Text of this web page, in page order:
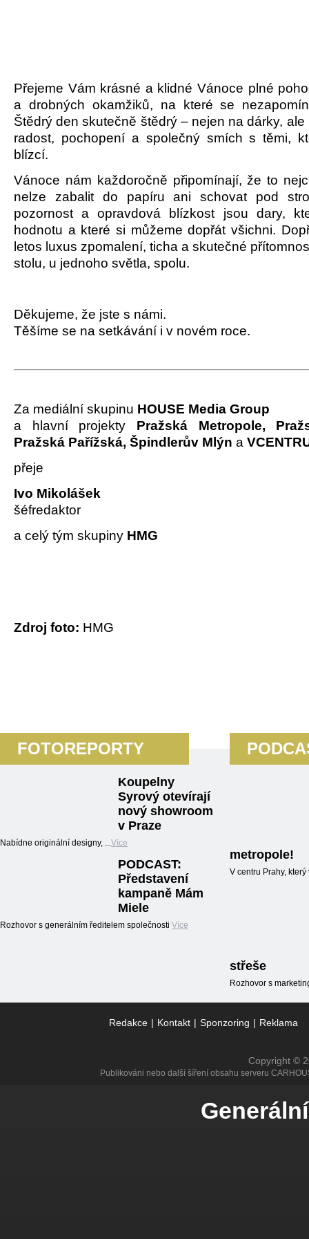
Přejeme Vám krásné a klidné Vánoce plné
a drobných okamžiků, na které se
Štědrý den skutečně štědrý – nejen na dárky,
radost, pochopení a společný smích s těmi,
blízcí.
Vánoce nám každoročně připomínají, že to
nelze zabalit do papíru ani schovat pod
pozornost a opravdová blízkost jsou dary,
hodnotu a které si můžeme dopřát všichni.
letos luxus zpomalení, ticha a skutečné
stolu, u jednoho světla, spolu.
Děkujeme, že jste s námi.
Těšíme se na setkávání i v novém roce.
Za mediální skupinu HOUSE Media Group
a hlavní projekty Pražská Metropole,
Pražská Pařížská, Špindlerův Mlýn a
přeje
Ivo Mikolášek
šéfredaktor
a celý tým skupiny HMG
Zdroj foto: HMG
FOTOREPORTY
Koupelny
Syrový otevírají
nový showroom
v Praze
Nabídne originální designy, ...Více
PODCAST:
Představení
kampaně Mám
Miele
Rozhovor s generálním ředitelem společnosti Více
metropole!
V centru Prahy,
střeše
Rozhovor s
Redakce | Kontakt | Sponzoring | Reklama
Copyright ©
Publikováni nebo další šíření obsahu serveru